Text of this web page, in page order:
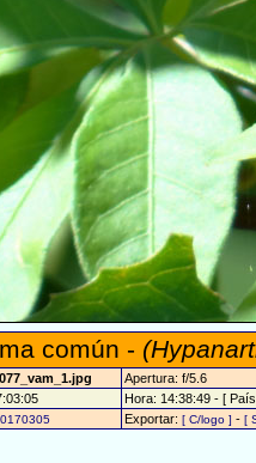
común -
Apertura: f/5.6
Hora: 14:38:49 - [
Exportar: [ C/logo ] - [